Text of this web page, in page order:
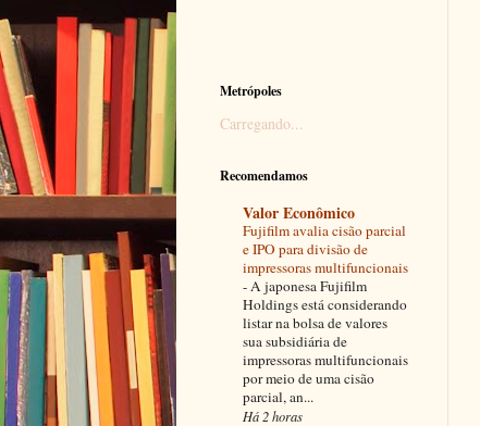
Metrópoles
Carregando...
Recomendamos
Valor Econômico
Fujifilm avalia cisão parcial
e IPO para divisão de
impressoras multifuncionais
-A japonesa Fujifilm
Holdings está considerando
listar na bolsa de valores
sua subsidiária de
impressoras multifuncionais
por meio de uma cisão
parcial, an...
Há 2 horas